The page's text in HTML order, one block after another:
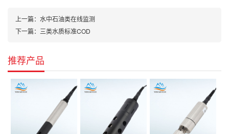
上一篇： 水中石油类在线监测
下一篇： 三类水质标准COD
推荐产品